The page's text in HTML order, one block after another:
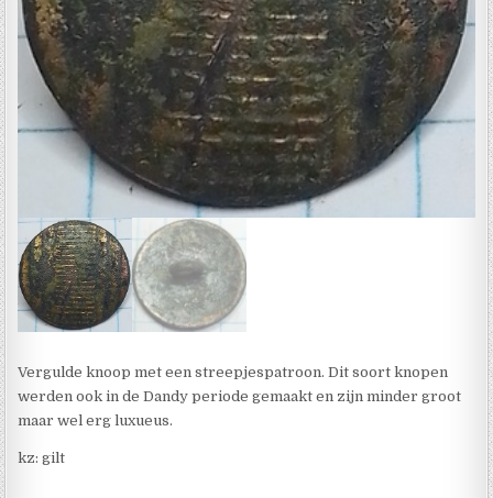
Vergulde knoop met een streepjespatroon. Dit soort knopen
werden ook in de Dandy periode gemaakt en zijn minder groot
maar wel erg luxueus.
kz: gilt